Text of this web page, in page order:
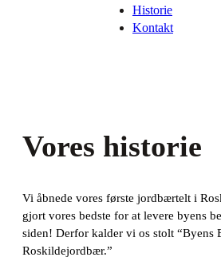
Historie
Kontakt
Vores historie
Vi åbnede vores første jordbærtelt i
gjort vores bedste for at levere byens
siden! Derfor kalder vi os stolt “Byens
Roskildejordbær.”